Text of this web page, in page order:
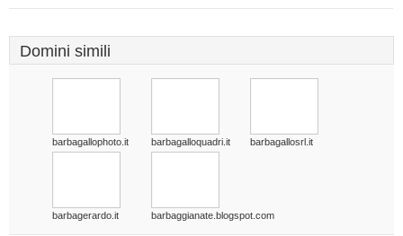
Domini simili
barbagallophoto.it barbagalloquadri.it barbagallosrl.it
barbagerardo.it barbaggianate.blogspot.com